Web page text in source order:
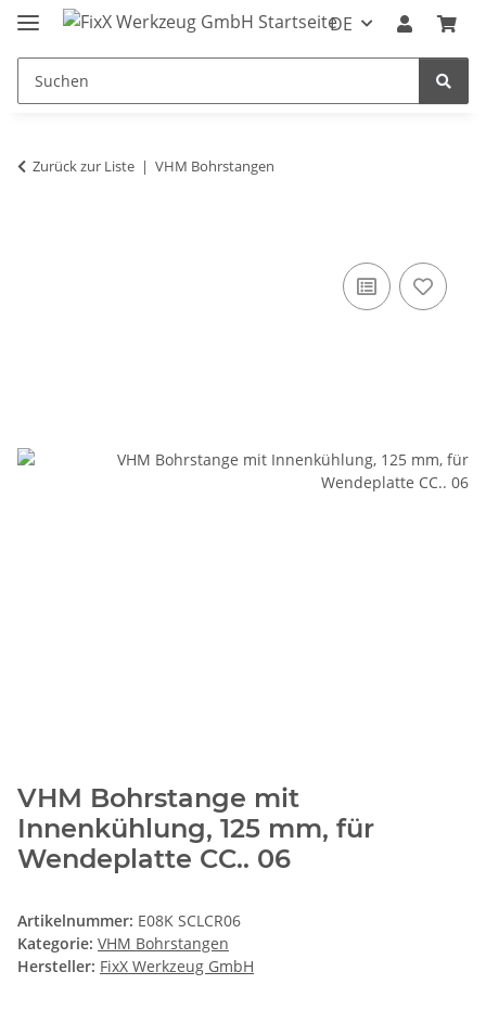
DE
Zurück zur Liste VHM Bohrstangen
VHM Bohrstange mit
Innenkühlung, 125 mm, für
Wendeplatte CC.. 06
Artikelnummer: E08K SCLCR06
Kategorie: VHM Bohrstangen
Hersteller: FixX Werkzeug GmbH